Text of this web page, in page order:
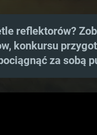
reflektorów?
konkursu
za sobą